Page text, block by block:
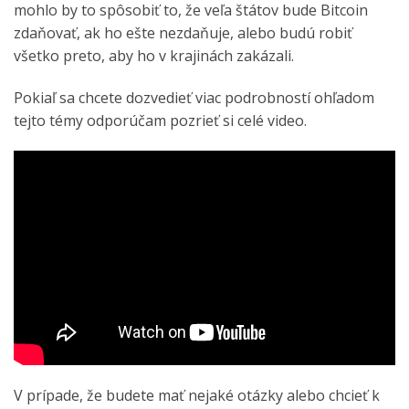
mohlo by to spôsobiť to, že veľa štátov bude Bitcoin
zdaňovať, ak ho ešte nezdaňuje, alebo budú robiť
všetko preto, aby ho v krajinách zakázali.
Pokiaľ sa chcete dozvedieť viac podrobností ohľadom
tejto témy odporúčam pozrieť si celé video.
V prípade, že budete mať nejaké otázky alebo chcieť k